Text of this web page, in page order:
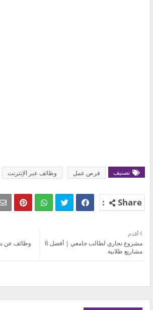
تصنيف فرص عمل وظائف عبر الإنترنت
أقدم
مشروع تجاري لطالب جامعي | أفضل 6
مشاريع طلابية